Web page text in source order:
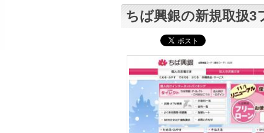
ちば興銀の新規取扱3